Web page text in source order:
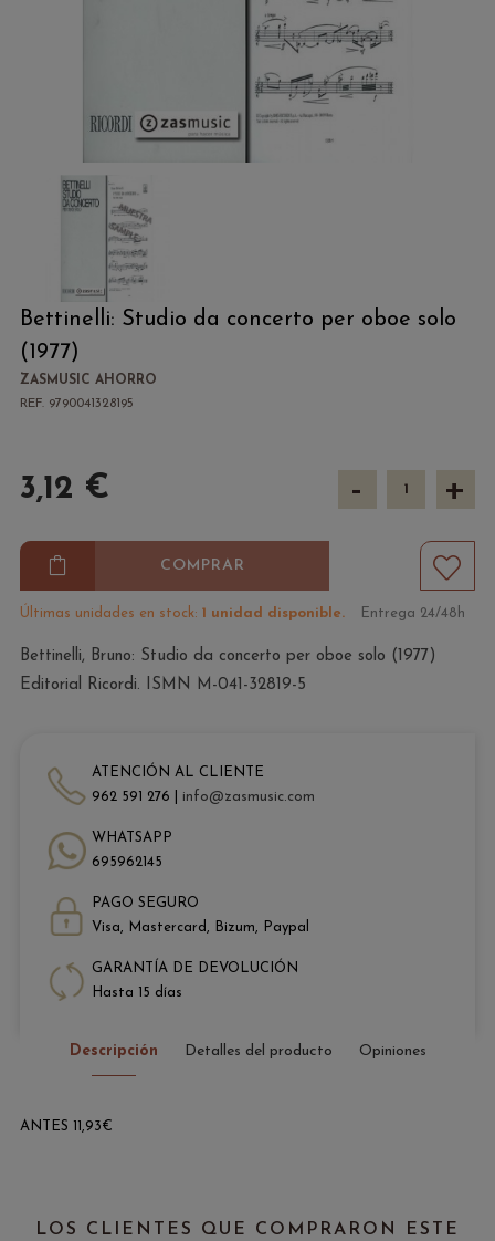
Bettinelli: Studio da concerto per oboe solo
(1977)
ZASMUSIC AHORRO
REF. 9790041328195
3,12 € - +
COMPRAR
Últimas unidades en stock: 1 unidad disponible. Entrega 24/48h
Bettinelli, Bruno: Studio da concerto per oboe solo (1977)
Editorial Ricordi. ISMN M-041-32819-5
ATENCIÓN AL CLIENTE
962 591 276 | info@zasmusic.com
WHATSAPP
695962145
PAGO SEGURO
Visa, Mastercard, Bizum, Paypal
GARANTÍA DE DEVOLUCIÓN
Hasta 15 días
Descripción Detalles del producto Opiniones
ANTES 11,93€
LOS CLIENTES QUE COMPRARON ESTE